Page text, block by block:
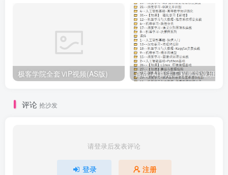
│ ├── IMG_20260115_110210.jpg
│ ├── IMG_20260115_110242.jpg
│ ├── IMG_20260115_110808.jpg
│ ├── IMG_20260115_110941.jpg
├── 5第二天下午小王老师
│ ├── 5第二天下午.mp4
极客学院全套ⅥP视频(AS版)
评论 抢沙发
请登录后发表评论
登录 注册